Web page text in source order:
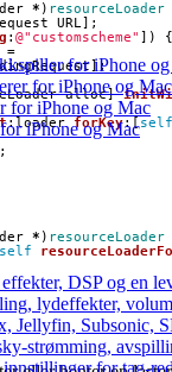
for iPhone
for iPhone og Mac
for iPhone og Mac
iPhone og Mac
DSP og en
lydeffekter,
Jellyfin, Subsonic,
strømming,
for tag-
* ) resourceLoader
URL
];
: @"customscheme" ])
{
=
];
alloc]
: loader forKey:[ self
* ) resourceLoader
self